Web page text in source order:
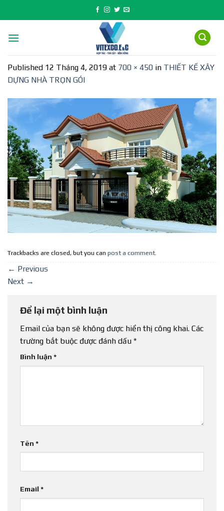
to
Published 12 Tháng 4, 2019 at 700 × 450 in THIẾT KẾ XÂY
DỰNG NHÀ TRỌN GÓI
Trackbacks are closed, but you can post a comment.
← Previous
Next →
Để lại một bình luận
Email của bạn sẽ không được hiển thị công khai. Các
trường bắt buộc được đánh dấu *
Bình luận *
Tên *
Email *